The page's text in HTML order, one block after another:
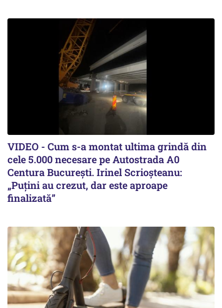
VIDEO - Cum s-a montat ultima grindă din
cele 5.000 necesare pe Autostrada A0
Centura București. Irinel Scrioșteanu:
„Puțini au crezut, dar este aproape
finalizată”